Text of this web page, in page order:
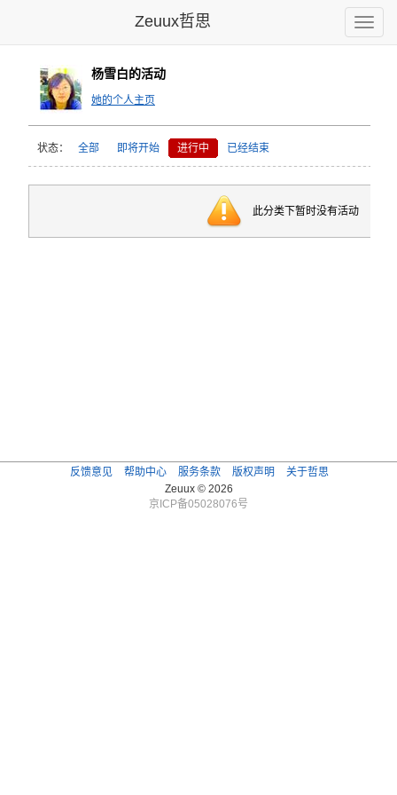
Toggle
Zeuux哲思
杨雪白的活动
她的个人主页
状态： 全部 即将开始 进行中 已经结束
此分类下暂时没有活动
反馈意见 帮助中心 服务条款 版权声明
关于哲思
Zeuux © 2026
京ICP备05028076号